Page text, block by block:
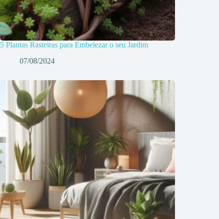
5 Plantas Rasteiras para Embelezar o seu Jardim
07/08/2024